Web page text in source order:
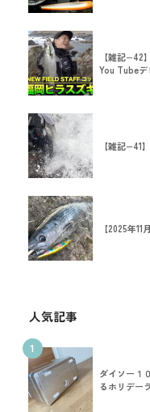
【雑記−42
You Tubeデ
【雑記−41
【2025年
人気記事
1
ダイソー１
るホリデー